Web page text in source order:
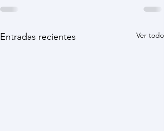
Entradas recientes Ver todo